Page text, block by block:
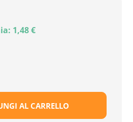
1,48 €
AL CARRELLO